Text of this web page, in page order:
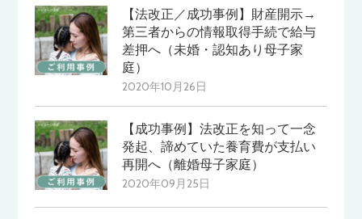
【法改正／成功事例】財産開示→
第三者からの情報取得手続で給与
差押へ（未婚・認知あり母子家
庭）
2020年10月26日
【成功事例】法改正を知って一念
発起、諦めていた養育費が支払い
再開へ（離婚母子家庭）
2020年09月25日